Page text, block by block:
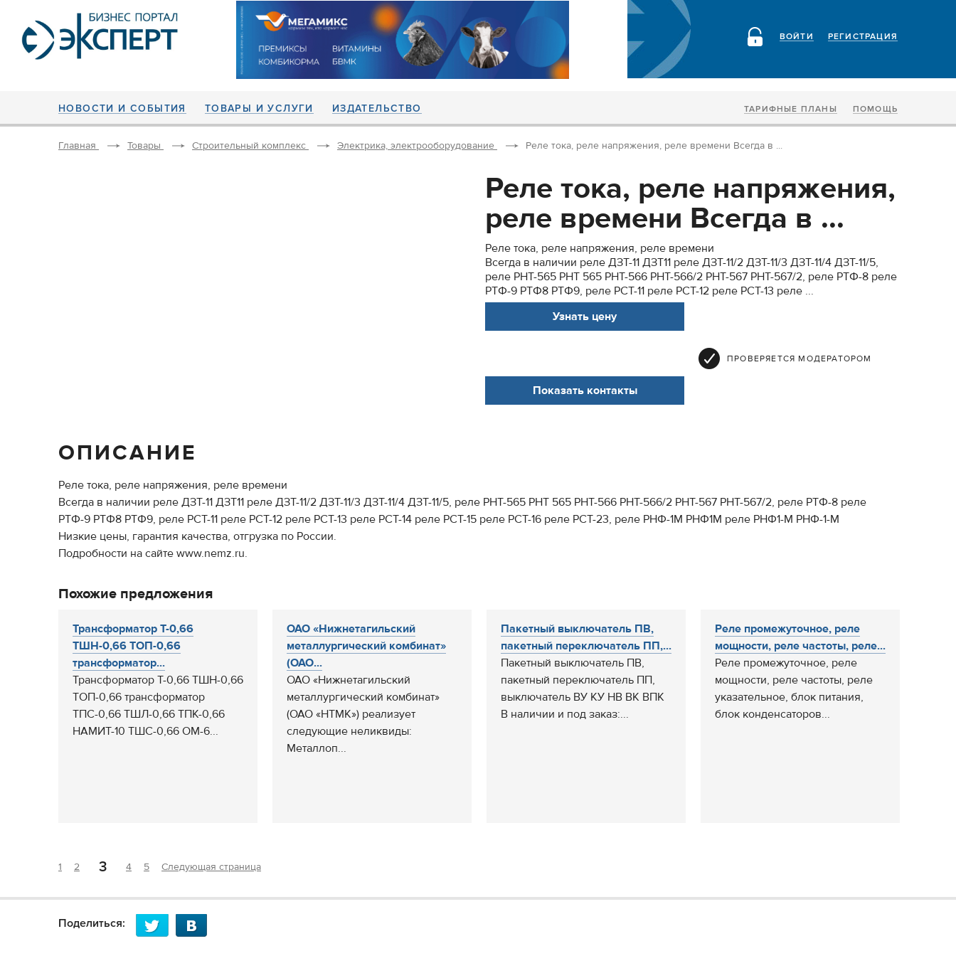
РЕГИСТРАЦИЯ
ВОЙТИ
НОВОСТИ И СОБЫТИЯ ТОВАРЫ И УСЛУГИ ИЗДАТЕЛЬСТВО ТАРИФНЫЕ ПЛАНЫ ПОМОЩЬ
Главная Товары Строительный комплекс Электрика, электрооборудование Реле тока, реле напряжения, реле времени Всегда в ...
Реле тока, реле напряжения,
реле времени Всегда в ...
Реле тока, реле напряжения, реле времени
Всегда в наличии реле ДЗТ-11 ДЗТ11 реле ДЗТ-11/2 ДЗТ-11/3 ДЗТ-11/4 ДЗТ-11/5,
реле РНТ-565 РНТ 565 РНТ-566 РНТ-566/2 РНТ-567 РНТ-567/2, реле РТФ-8 реле
РТФ-9 РТФ8 РТФ9, реле РСТ-11 реле РСТ-12 реле РСТ-13 реле ...
Узнать цену
ПРОВЕРЯЕТСЯ МОДЕРАТОРОМ
Показать контакты
ОПИСАНИЕ
Реле тока, реле напряжения, реле времени
Всегда в наличии реле ДЗТ-11 ДЗТ11 реле ДЗТ-11/2 ДЗТ-11/3 ДЗТ-11/4 ДЗТ-11/5, реле РНТ-565 РНТ 565 РНТ-566 РНТ-566/2 РНТ-567 РНТ-567/2, реле РТФ-8 реле
РТФ-9 РТФ8 РТФ9, реле РСТ-11 реле РСТ-12 реле РСТ-13 реле РСТ-14 реле РСТ-15 реле РСТ-16 реле РСТ-23, реле РНФ-1М РНФ1М реле РНФ1-М РНФ-1-М
Низкие цены, гарантия качества, отгрузка по России.
Подробности на сайте www.nemz.ru.
Похожие предложения
Трансформатор Т-0,66
ТШН-0,66 ТОП-0,66
трансформатор...
Трансформатор Т-0,66 ТШН-0,66
ТОП-0,66 трансформатор
ТПС-0,66 ТШЛ-0,66 ТПК-0,66
НАМИТ-10 ТШС-0,66 ОМ-6...
ОАО «Нижнетагильский
металлургический комбинат»
(ОАО...
ОАО «Нижнетагильский
металлургический комбинат»
(ОАО «НТМК») реализует
следующие неликвиды:
Металлоп...
Пакетный выключатель ПВ,
пакетный переключатель ПП,...
Пакетный выключатель ПВ,
пакетный переключатель ПП,
выключатель ВУ КУ НВ ВК ВПК
В наличии и под заказ:...
Реле промежуточное, реле
мощности, реле частоты, реле...
Реле промежуточное, реле
мощности, реле частоты, реле
указательное, блок питания,
блок конденсаторов...
1 2 3 4 5 Следующая страница
Поделиться: